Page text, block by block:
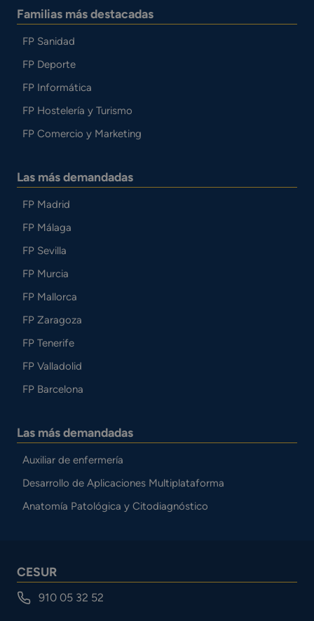
Familias más destacadas
FP Sanidad
FP Deporte
FP Informática
FP Hostelería y Turismo
FP Comercio y Marketing
Las más demandadas
FP Madrid
FP Málaga
FP Sevilla
FP Murcia
FP Mallorca
FP Zaragoza
FP Tenerife
FP Valladolid
FP Barcelona
Las más demandadas
Auxiliar de enfermería
Desarrollo de Aplicaciones Multiplataforma
Anatomía Patológica y Citodiagnóstico
CESUR
910 05 32 52